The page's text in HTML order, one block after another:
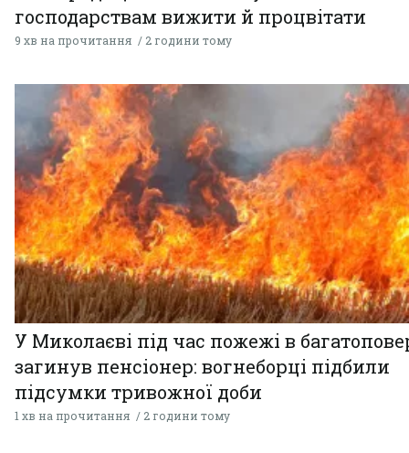
господарствам вижити й процвітати
9 хв на прочитання 2 години тому
У Миколаєві під час пожежі в
загинув пенсіонер: вогнеборці підбили
підсумки тривожної доби
1 хв на прочитання 2 години тому